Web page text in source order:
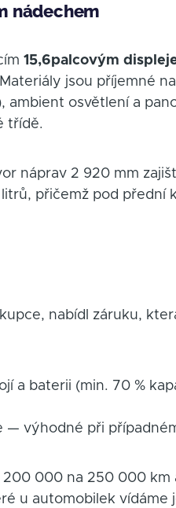
nádechem
15,6palcovým
jsou příjemné
ambient osvětlení a
třídě.
náprav 2 920 mm
přičemž pod přední
nabídl záruku,
a baterii (min. 70 %
— výhodné při
000 na 250 000 km
u automobilek vídáme